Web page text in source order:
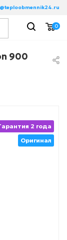
0
900
2 года
Оригинал